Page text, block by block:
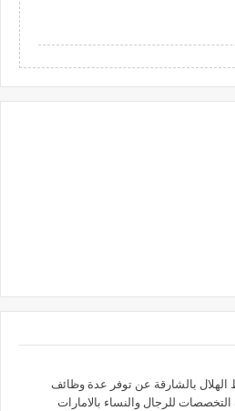
بالشارقة عن توفر عدة وظائف
للرجال والنساء بالامارات